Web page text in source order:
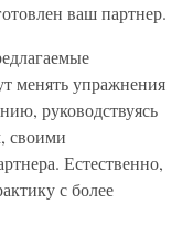
ваш партнер.
менять упражнения
руководствуясь
своими
Естественно,
с более